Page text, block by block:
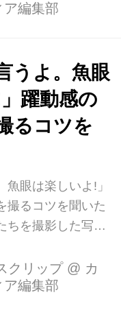
ーティストとして
ンスタの注目パー
題を集めている人
タで話題!NY新米
Mindyさんのイン
。 The Plated Zoo
ア編集部
うよ。魚眼
躍動感の
るコツを
魚眼は楽しいよ!」
撮るコツを聞いた
ちを撮影した写真
うさん
は、魚眼レンズ
クリップ @ カ
ア編集部